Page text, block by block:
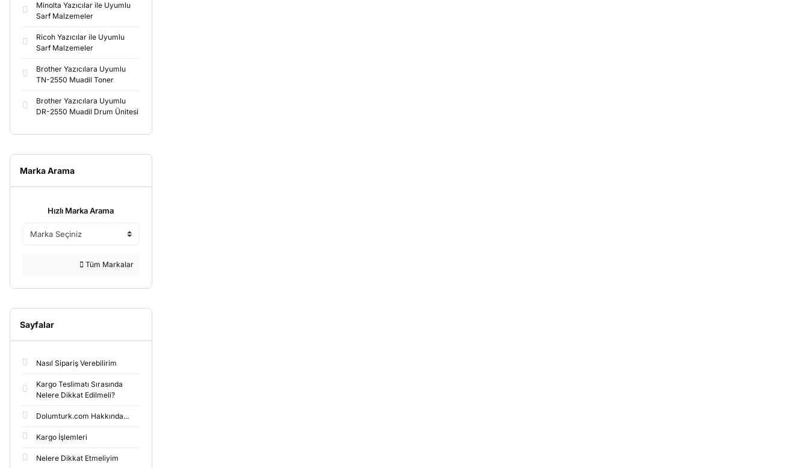
Minolta Yazıcılar ile Uyumlu
Sarf Malzemeler
Ricoh Yazıcılar ile Uyumlu
Sarf Malzemeler
Brother Yazıcılara Uyumlu
TN-2550 Muadil Toner
Brother Yazıcılara Uyumlu
DR-2550 Muadil Drum Ünitesi
Marka Arama
Hızlı Marka Arama
Tüm Markalar
Sayfalar
Nasıl Sipariş Verebilirim
Kargo Teslimatı Sırasında
Nelere Dikkat Edilmeli?
Dolumturk.com Hakkında...
Kargo İşlemleri
Nelere Dikkat Etmeliyim